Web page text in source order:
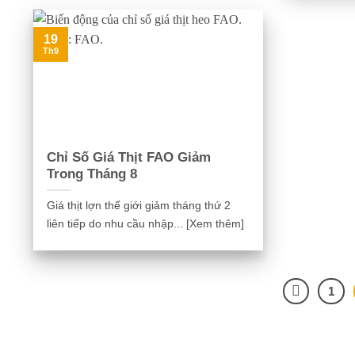
Chỉ Số Giá Thịt FAO Giảm
Trong Tháng 8
Giá thịt lợn thế giới giảm tháng thứ 2
liên tiếp do nhu cầu nhập... [Xem thêm]
19
Th9
1